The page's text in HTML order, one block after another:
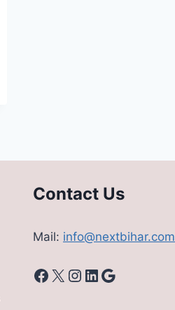
Contact Us
Mail: info@nextbihar.com
Facebook
X Instagram
LinkedIn
Google